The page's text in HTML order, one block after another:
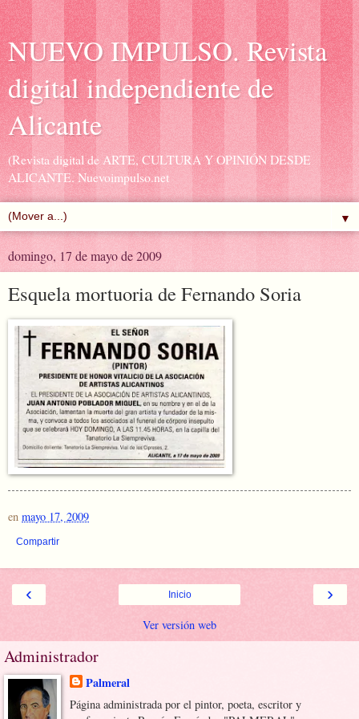
NUEVO IMPULSO. Revista
digital independiente de
Alicante
(Revista digital de ARTE, CULTURA Y OPINIÓN DESDE
ALICANTE. Nuevoimpulso.net
▼
domingo, 17 de mayo de 2009
Esquela mortuoria de Fernando Soria
en mayo 17, 2009
Compartir
‹ ›
Inicio
Ver versión web
Administrador
Palmeral
Página administrada por el pintor, poeta, escritor y